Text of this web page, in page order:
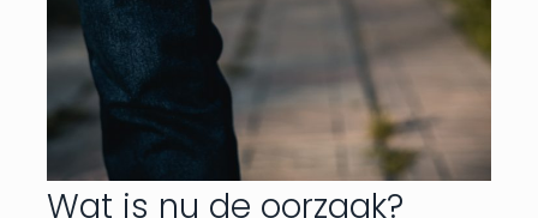
Wat is nu de oorzaak?